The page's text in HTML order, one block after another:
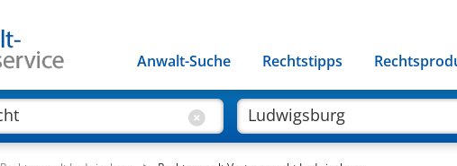
Anwalt-Suche Rechtstipps